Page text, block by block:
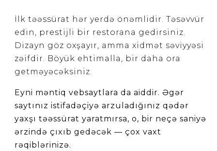
İlk təəssürat hər yerdə önəmlidir. Təsəvvür
edin, prestijli bir restorana gedirsiniz.
Dizayn göz oxşayır, amma xidmət səviyyəsi
zəifdir. Böyük ehtimalla, bir daha ora
getməyəcəksiniz.
Eyni məntiq vebsaytlara da aiddir. Əgər
saytınız istifadəçiyə arzuladığınız qədər
yaxşı təəssürat yaratmırsa, o, bir neçə saniyə
ərzində çıxıb gedəcək — çox vaxt
rəqiblərinizə.